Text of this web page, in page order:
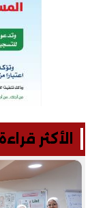
الأكثر قراءة